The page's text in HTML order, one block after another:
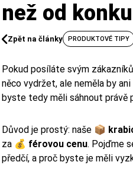
než od
Zpět na články PRODUKTOVÉ TIPY
Pokud posíláte svým
něco vydržet, ale neměla by
byste tedy měli sáhnout právě
Důvod je prostý: naše 📦
za 💰 férovou cenu. Pojďme
předčí, a proč byste je měli